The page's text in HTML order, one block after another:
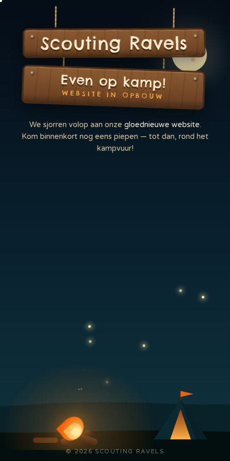
Scouting Ravels
Even op kamp!
WEBSITE IN OPBOUW
We sjorren volop aan onze gloednieuwe website.
Kom binnenkort nog eens piepen — tot dan, rond het
kampvuur!
© 2026 SCOUTING RAVELS